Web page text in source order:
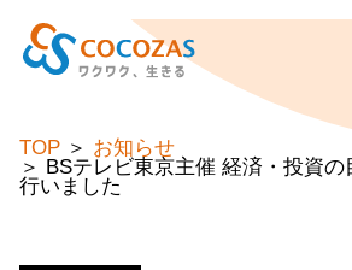
TOP
お知らせ
BSテレビ東京主催 経済・投資
行いました